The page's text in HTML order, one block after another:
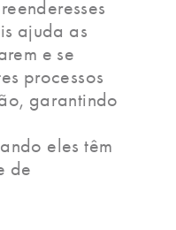
ajuda as
e se
processos
garantindo
eles têm
de